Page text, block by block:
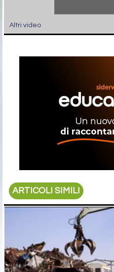
Altri video
ARTICOLI SIMILI